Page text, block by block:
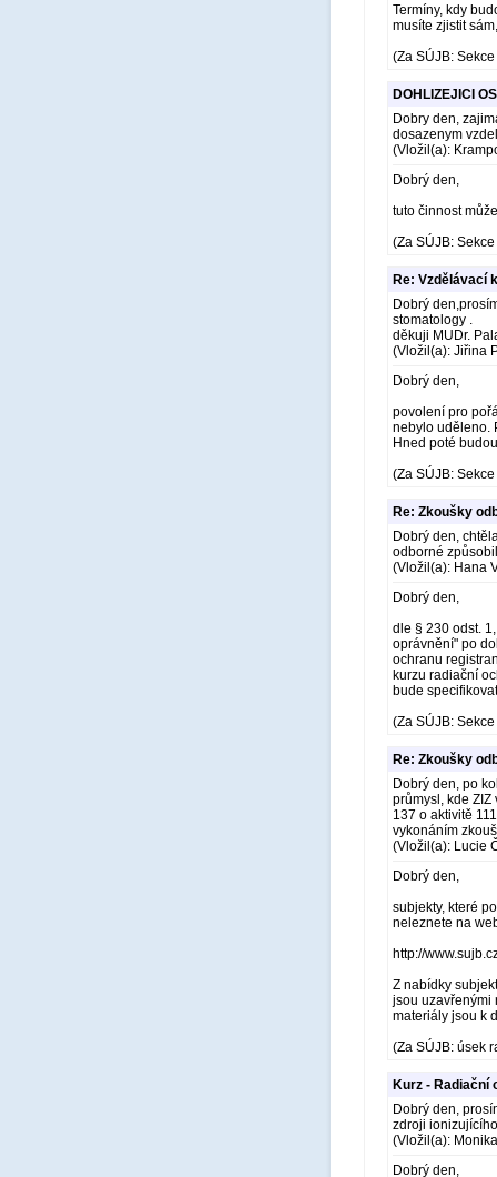
Termíny, kdy
musíte zjistit
(Za SÚJB:
DOHLIZEJICI
Dobry den,
dosazenym
(Vložil(a):
Dobrý den,
tuto činnost
(Za SÚJB:
Re: Vzdělávací
Dobrý
stomatology .
děkuji MUDr.
(Vložil(a): Jiřina
Dobrý den,
povolení pro
nebylo uděleno.
Hned poté
(Za SÚJB:
Re: Zkoušky
Dobrý den,
odborné
(Vložil(a): Hana
Dobrý den,
dle § 230 odst.
oprávnění" po
ochranu
kurzu radiační
bude
(Za SÚJB:
Re: Zkoušky
Dobrý den, po
průmysl, kde
137 o aktivitě
vykonáním
(Vložil(a): Lucie
Dobrý den,
subjekty, které
neleznete na
http://
Z nabídky
jsou uzavřenými
materiály jsou k
(Za SÚJB: úsek
Kurz - Radiační
Dobrý den,
zdroji
(Vložil(a):
Dobrý den,